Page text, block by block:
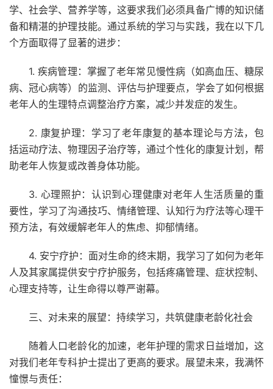
学、社会学、营养学等，这要求我们必须具备广博的知识储
备和精湛的护理技能。通过系统的学习与实践，我在以下几
个方面取得了显著的进步：
1. 疾病管理：掌握了老年常见慢性病（如高血压、糖尿
病、冠心病等）的监测、评估与护理要点，学会了如何根据
老年人的生理特点调整治疗方案，减少并发症的发生。
2. 康复护理：学习了老年康复的基本理论与方法，包
括运动疗法、物理因子治疗等，通过个性化的康复计划，帮
助老年人恢复或改善身体功能。
3. 心理照护：认识到心理健康对老年人生活质量的重
要性，学习了沟通技巧、情绪管理、认知行为疗法等心理干
预方法，有效缓解老年人的焦虑、抑郁情绪。
4. 安宁疗护：面对生命的终末期，我学习了如何为老年
人及其家属提供安宁疗护服务，包括疼痛管理、症状控制、
心理支持等，让生命得以尊严谢幕。
三、对未来的展望：持续学习，共筑健康老龄化社会
随着人口老龄化的加速，老年护理的需求日益增加，这
对我们老年专科护士提出了更高的要求。展望未来，我满怀
憧憬与责任：